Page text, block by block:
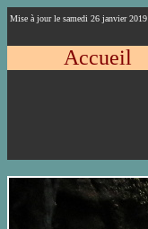
Mise à jour le samedi 26 janvier 2019
Accueil